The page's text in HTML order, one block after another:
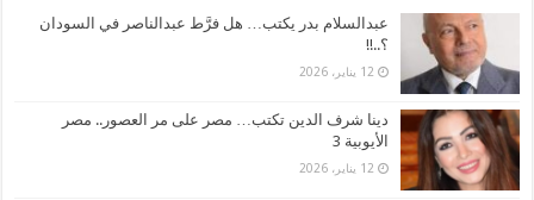
عبدالسلام بدر يكتب… هل فرَّط عبدالناصر في السودان
؟..!!
12 يناير، 2026
دينا شرف الدين تكتب… مصر على مر العصور.. مصر
الأيوبية 3
12 يناير، 2026